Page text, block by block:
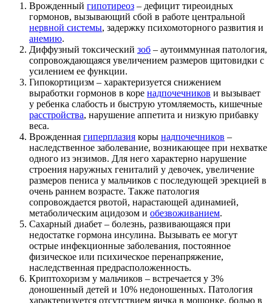
Врожденный гипотиреоз – дефицит тиреоидных
гормонов, вызывающий сбой в работе центральной
нервной системы, задержку психомоторного развития и
анемию.
Диффузный токсический зоб – аутоиммунная патология,
сопровождающаяся увеличением размеров щитовидки с
усилением ее функции.
Гипокортицизм – характеризуется снижением
выработки гормонов в коре надпочечников и вызывает
у ребенка слабость и быструю утомляемость, кишечные
расстройства, нарушение аппетита и низкую прибавку
веса.
Врожденная гиперплазия коры надпочечников –
наследственное заболевание, возникающее при нехватке
одного из энзимов. Для него характерно нарушение
строения наружных гениталий у девочек, увеличение
размеров пениса у мальчиков с последующей эрекцией в
очень раннем возрасте. Также патология
сопровождается рвотой, нарастающей адинамией,
метаболическим ацидозом и обезвоживанием.
Сахарный диабет – болезнь, развивающаяся при
недостатке гормона инсулина. Вызывать ее могут
острые инфекционные заболевания, постоянное
физическое или психическое перенапряжение,
наследственная предрасположенность.
Криптохоризм у мальчиков – встречается у 3%
доношенный детей и 10% недоношенных. Патология
характеризуется отсутствием яичка в мошонке, болью в